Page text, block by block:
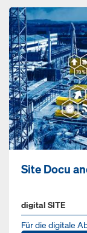
Site Docu
digital SITE
Für die digitale